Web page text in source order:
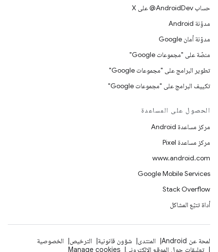
حساب ‎@AndroidDev على X
مدوّنة Android
مدوّنة أمان Google
منصّة على "مجموعات Google"
تطوير البرامج على "مجموعات Google"
تكييف البرامج على "مجموعات Google"
الحصول على المساعدة
مركز مساعدة Android
مركز مساعدة Pixel
www.android.com
Google Mobile Services
Stack Overflow
أداة تتبّع المشاكل
لمحة عن Android المنتدى شؤون قانونية الترخيص
الخصوصية
تعليقات حول الموقع الإلكتروني
Manage cookies